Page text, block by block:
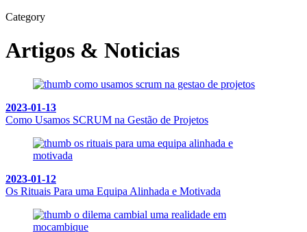
Category
Artigos & Noticias
2023-01-13
Como Usamos SCRUM na Gestão de Projetos
2023-01-12
Os Rituais Para uma Equipa Alinhada e Motivada